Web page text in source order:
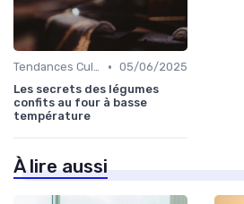
Tendances Culinaire • 05/06/2025
Les secrets des légumes
confits au four à basse
température
À lire aussi